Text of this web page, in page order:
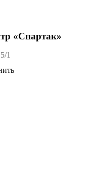
«Спартак»
1